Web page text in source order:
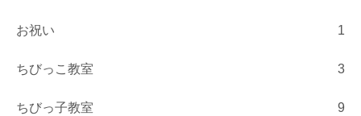
お祝い 1
ちびっこ教室 3
ちびっ子教室 9